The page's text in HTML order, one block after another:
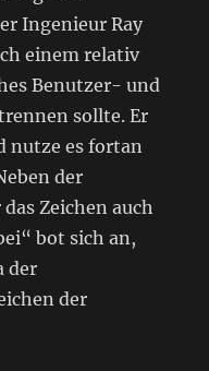
Ingenieur Ray
einem relativ
Benutzer- und
sollte. Er
nutze es fortan
der
Zeichen auch
bot sich an,
der
der